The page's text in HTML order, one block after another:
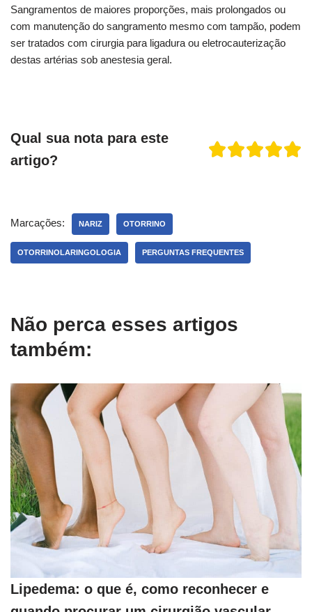
Sangramentos de maiores proporções, mais prolongados ou
com manutenção do sangramento mesmo com tampão, podem
ser tratados com cirurgia para ligadura ou eletrocauterização
destas artérias sob anestesia geral.
Qual sua nota para este
artigo?
Marcações: NARIZ OTORRINO
OTORRINOLARINGOLOGIA PERGUNTAS FREQUENTES
Não perca esses artigos
também:
Lipedema: o que é, como reconhecer e